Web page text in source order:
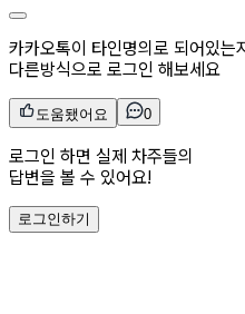
카카오톡이 타인명의로 되어있는
다른방식으로 로그인 해보세요
도움됐어요 0
로그인 하면 실제 차주들의
답변을 볼 수 있어요!
로그인하기